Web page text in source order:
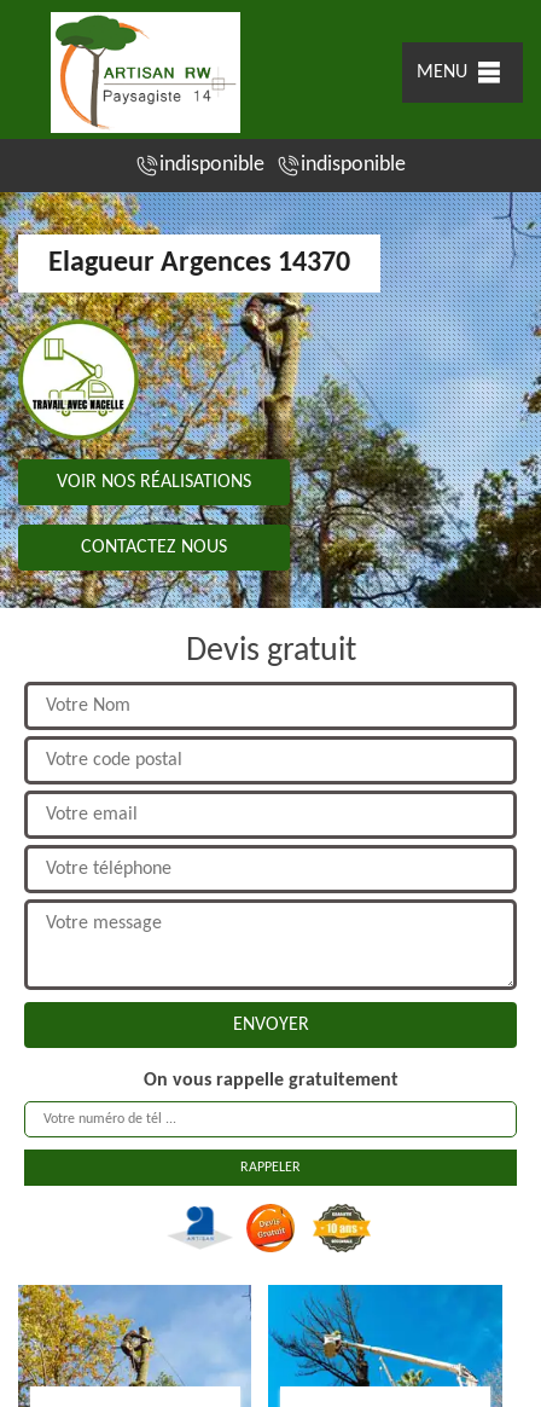
MENU
indisponible indisponible
Elagueur Argences 14370
VOIR NOS RÉALISATIONS
CONTACTEZ NOUS
Devis gratuit
On vous rappelle gratuitement